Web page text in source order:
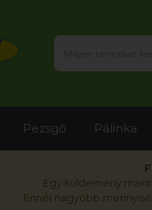
Egy küldemény
Ennél nagyobb
Pezsgő Pálinka